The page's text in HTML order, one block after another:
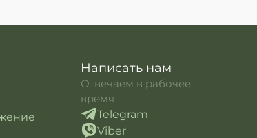
Написать нам
Отвечаем в рабочее
время
Telegram
Viber